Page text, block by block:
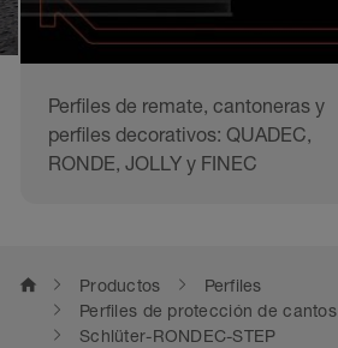
Perfiles de remate, cantoneras y
perfiles decorativos: QUADEC,
RONDE, JOLLY y FINEC
home Productos
Perfiles
Perfiles de protección de cantos
Schlüter-RONDEC-STEP